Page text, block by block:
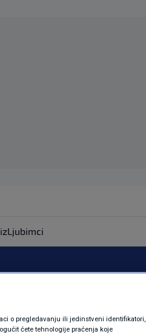
Ljubimci
-
o pregledavanju ili jedinstveni identifikatori,
ćete tehnologije praćenja koje